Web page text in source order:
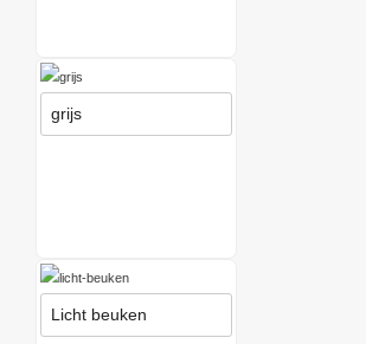
grijs
Licht beuken